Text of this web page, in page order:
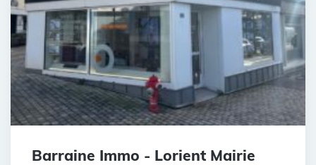
Barraine Immo - Lorient Mairie